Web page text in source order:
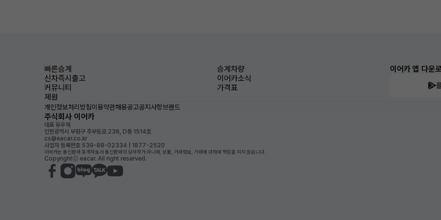
빠른승계
승계차량
신차즉시출고
이어카소식
커뮤니티
가격표
제원
이어카 앱 다운
개인정보처리방침이용약관채용공고공지사항브랜드
주식회사 이어카
대표 유우재
인천광역시 부평구 주부토로 236, D동 1514호
cs@eacar.co.kr
사업자 등록번호 539-88-02334 | 1877-2520
이어카는 통신판매 중개자로서 통신판매의 당사자가 아니며, 상품, 거래정보, 거래에 대하여 책임을 지지 않습니다.
Copyrightⓒ eacar. All right reserved.